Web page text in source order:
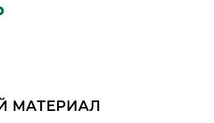
МАТЕРИАЛ